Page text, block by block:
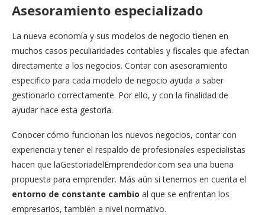
Asesoramiento especializado
La nueva economía y sus modelos de negocio tienen en
muchos casos peculiaridades contables y fiscales que afectan
directamente a los negocios. Contar con asesoramiento
especifico para cada modelo de negocio ayuda a saber
gestionarlo correctamente. Por ello, y con la finalidad de
ayudar nace esta gestoría.
Conocer cómo funcionan los nuevos negocios, contar con
experiencia y tener el respaldo de profesionales especialistas
hacen que laGestoriadelEmprendedor.com sea una buena
propuesta para emprender. Más aún si tenemos en cuenta el
entorno de constante cambio al que se enfrentan los
empresarios, también a nivel normativo.